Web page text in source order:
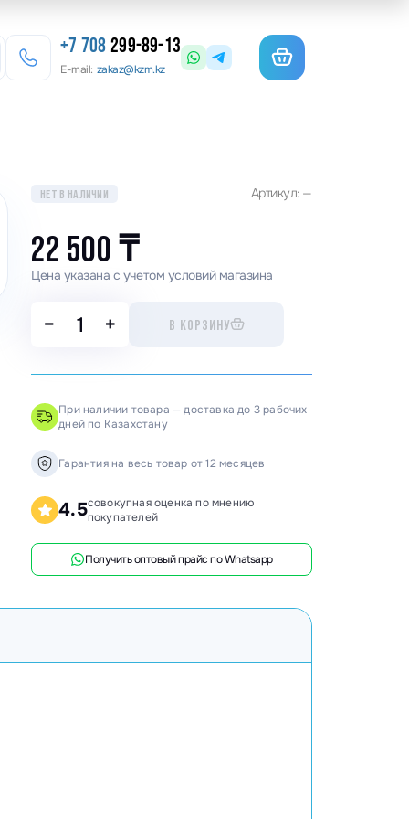
для гибки арматуры
координатные поворотные
станки
распиловочные
станки
станки
станки
+7 708299-89-13
E-mail: zakaz@kzm.kz
НЕТ В НАЛИЧИИ Артикул: —
22 500₸
Цена указана с учетом условий магазина
− + В КОРЗИНУ
При наличии товара — доставка до 3 рабочих
дней по Казахстану
Гарантия на весь товар от 12 месяцев
4.5совокупная оценка по мнению
покупателей
Получить оптовый прайс по Whatsapp